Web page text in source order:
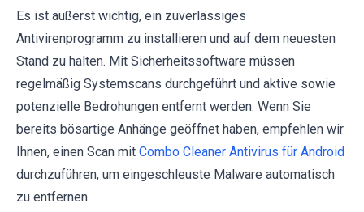
Es ist äußerst wichtig, ein zuverlässiges
Antivirenprogramm zu installieren und auf dem neuesten
Stand zu halten. Mit Sicherheitssoftware müssen
regelmäßig Systemscans durchgeführt und aktive sowie
potenzielle Bedrohungen entfernt werden. Wenn Sie
bereits bösartige Anhänge geöffnet haben, empfehlen wir
Ihnen, einen Scan mit Combo Cleaner Antivirus für Android
durchzuführen, um eingeschleuste Malware automatisch
zu entfernen.